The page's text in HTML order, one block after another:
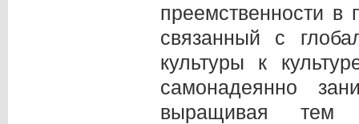
преемственности в
связанный с
культуры к
самонадеянно
выращивая тем